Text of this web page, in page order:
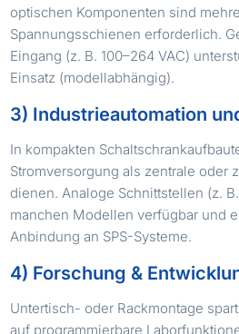
optischen Komponenten sind
Spannungsschienen erforderlich.
Eingang (z. B. 100–264 VAC)
Einsatz (modellabhängig).
3) Industrieautomation
In kompakten
Stromversorgung als zentrale oder
dienen. Analoge Schnittstellen (z.
manchen Modellen verfügbar und
Anbindung an SPS-Systeme.
4) Forschung &
Untertisch- oder Rackmontage
auf programmierbare